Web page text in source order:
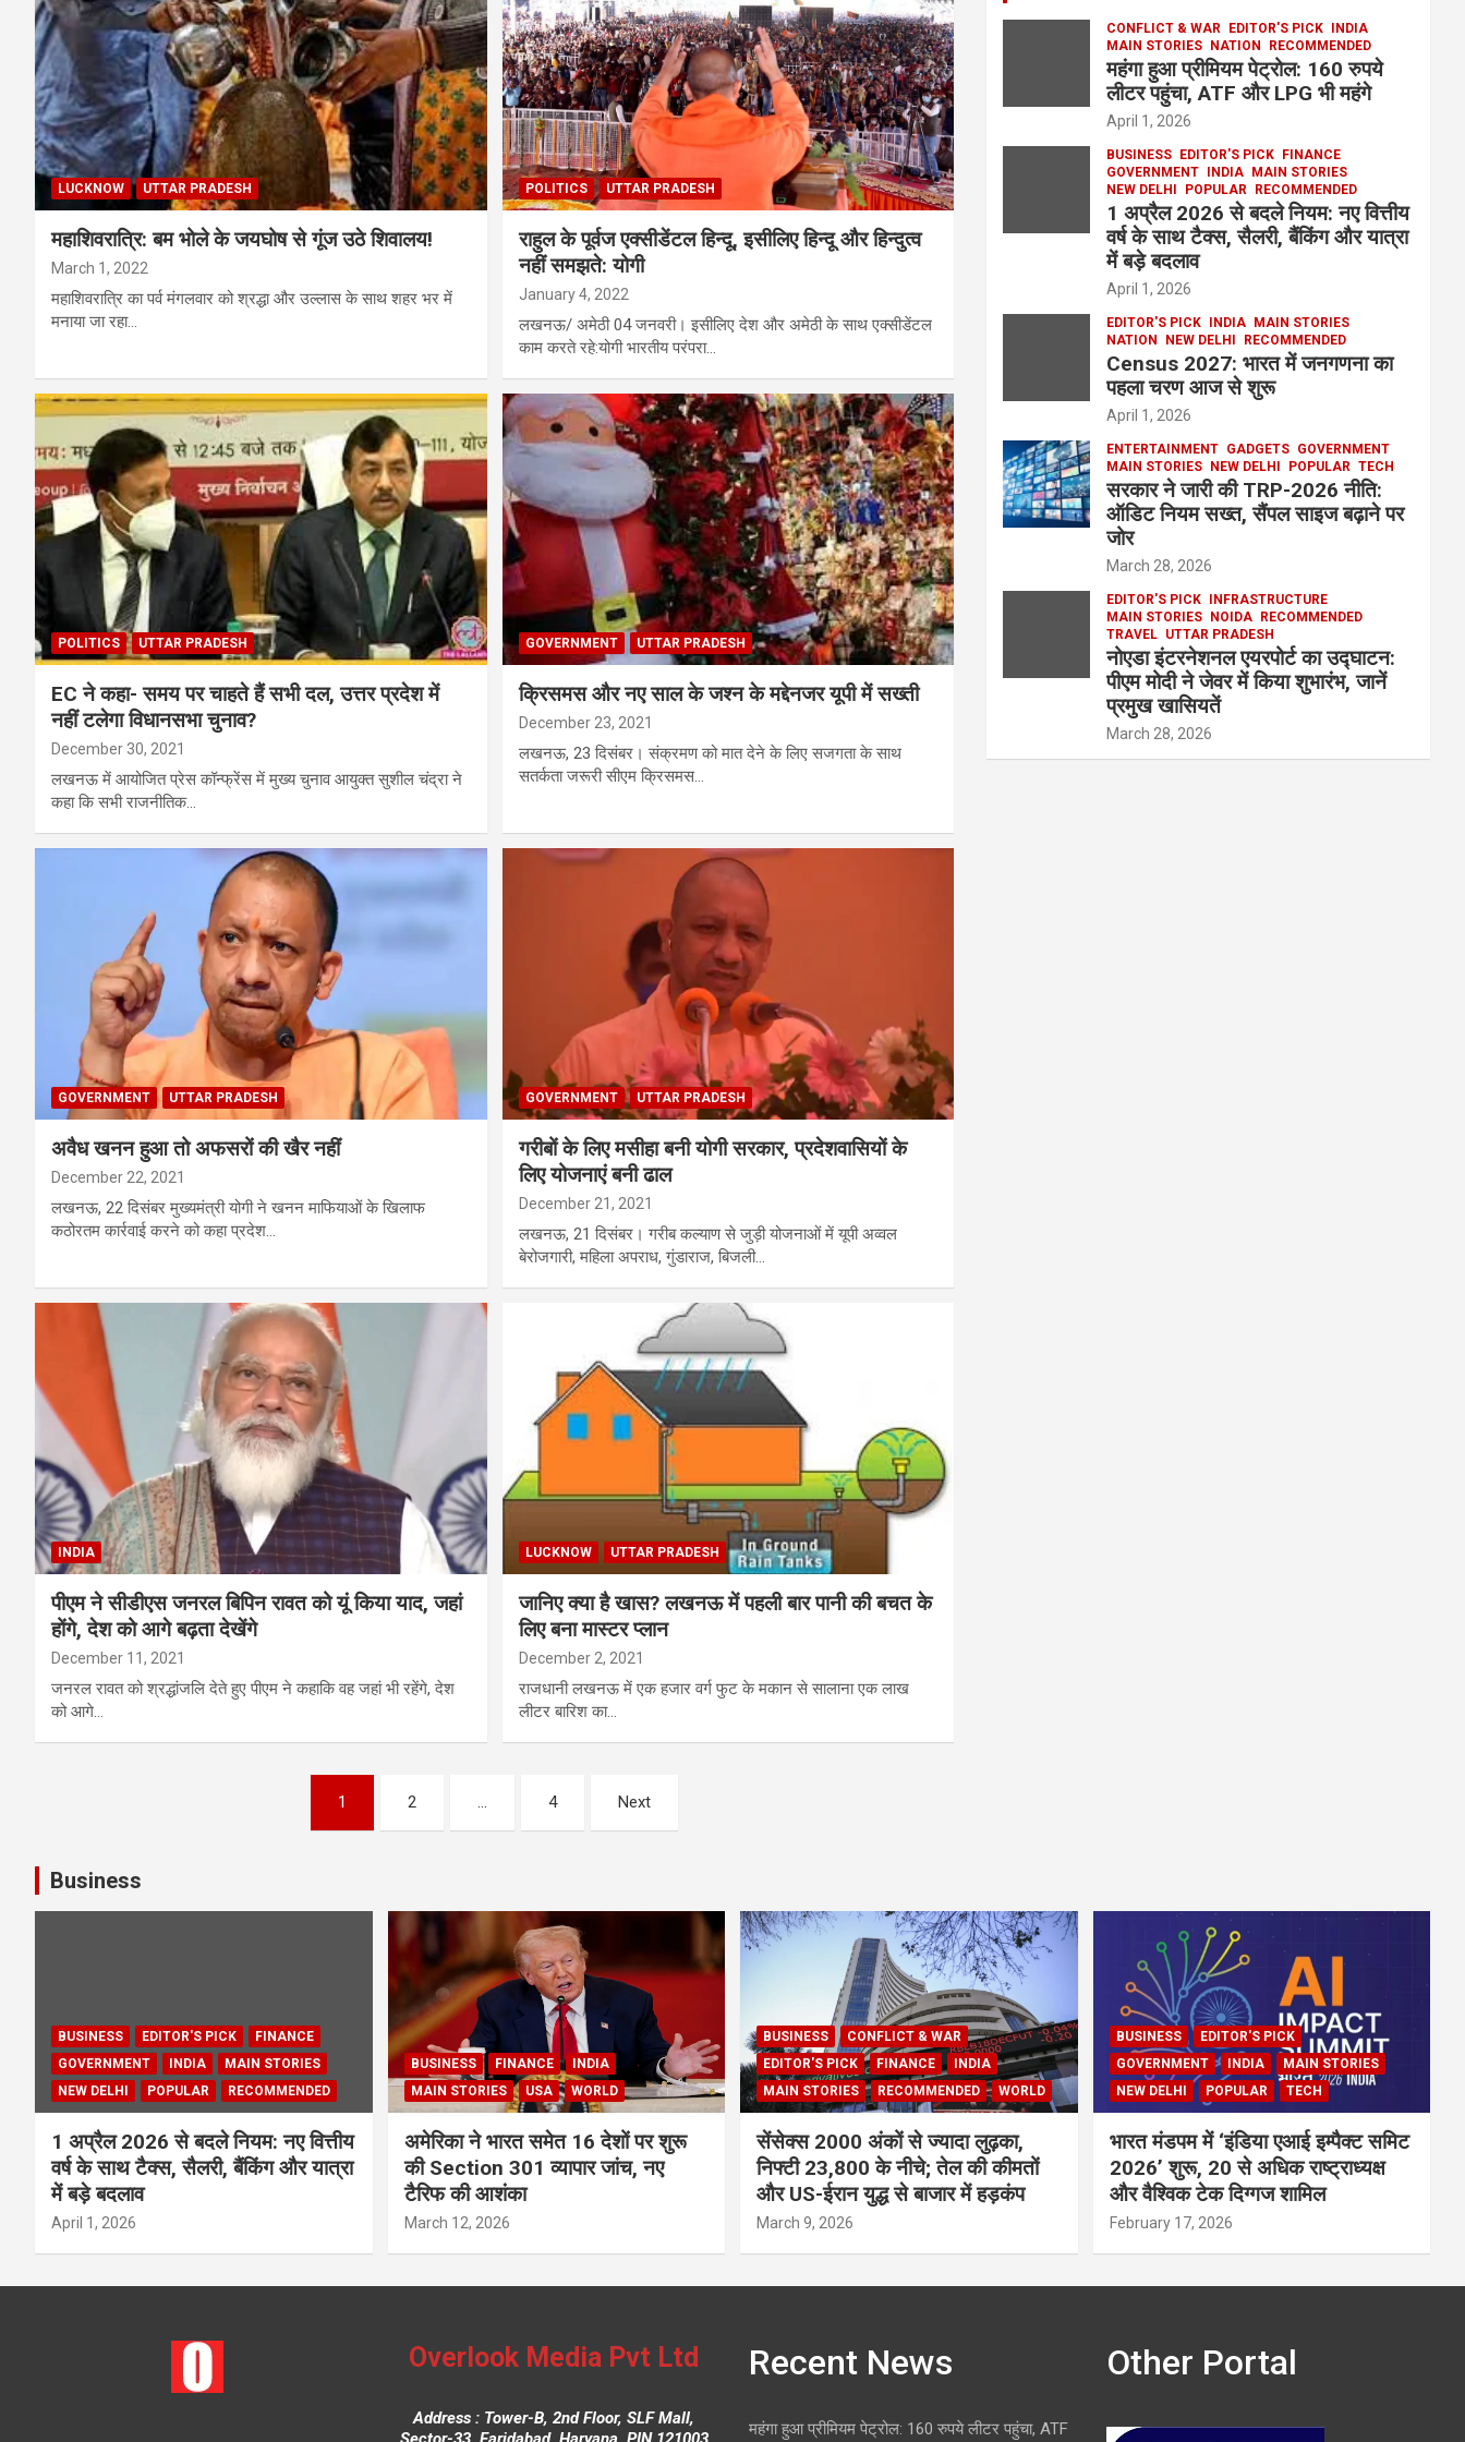
LUCKNOW UTTAR PRADESH
महाशिवरात्रि: बम भोले के जयघोष से गूंज उठे शिवालय!
March 1, 2022
महाशिवरात्रि का पर्व मंगलवार को श्रद्धा और उल्लास के साथ शहर भर में
मनाया जा रहा…
POLITICS UTTAR PRADESH
राहुल के पूर्वज एक्सीडेंटल हिन्दू, इसीलिए हिन्दू और हिन्दुत्व
नहीं समझते: योगी
January 4, 2022
लखनऊ/ अमेठी 04 जनवरी। इसीलिए देश और अमेठी के साथ एक्सीडेंटल
काम करते रहे:योगी भारतीय परंपरा…
POLITICS UTTAR PRADESH
EC ने कहा- समय पर चाहते हैं सभी दल, उत्तर प्रदेश में
नहीं टलेगा विधानसभा चुनाव?
December 30, 2021
लखनऊ में आयोजित प्रेस कॉन्फ्रेंस में मुख्य चुनाव आयुक्त सुशील चंद्रा ने
कहा कि सभी राजनीतिक…
GOVERNMENT UTTAR PRADESH
क्रिसमस और नए साल के जश्‍न के मद्देनजर यूपी में सख्‍ती
December 23, 2021
लखनऊ, 23 दिसंबर। संक्रमण को मात देने के लिए सजगता के साथ
सतर्कता जरूरी सीएम क्रिसमस…
GOVERNMENT UTTAR PRADESH
अवैध खनन हुआ तो अफसरों की खैर नहीं
December 22, 2021
लखनऊ, 22 दिसंबर मुख्यमंत्री योगी ने खनन माफियाओं के खिलाफ
कठोरतम कार्रवाई करने को कहा प्रदेश…
GOVERNMENT UTTAR PRADESH
गरीबों के लिए मसीहा बनी योगी सरकार, प्रदेशवासियों के
लिए योजनाएं बनी ढाल
December 21, 2021
लखनऊ, 21 दिसंबर। गरीब कल्याण से जुड़ी योजनाओं में यूपी अव्वल
बेरोजगारी, महिला अपराध, गुंडाराज, बिजली…
INDIA
पीएम ने सीडीएस जनरल बिपिन रावत को यूं किया याद, जहां
होंगे, देश को आगे बढ़ता देखेंगे
December 11, 2021
जनरल रावत को श्रद्धांजलि देते हुए पीएम ने कहाकि वह जहां भी रहेंगे, देश
को आगे…
LUCKNOW UTTAR PRADESH
जानिए क्या है खास? लखनऊ में पहली बार पानी की बचत के
लिए बना मास्टर प्लान
December 2, 2021
राजधानी लखनऊ में एक हजार वर्ग फुट के मकान से सालाना एक लाख
लीटर बारिश का…
1 2 4 Next
CONFLICT & WAR EDITOR'S PICK INDIA
MAIN STORIES NATION RECOMMENDED
महंगा हुआ प्रीमियम पेट्रोल: 160 रुपये
लीटर पहुंचा, ATF और LPG भी महंगे
April 1, 2026
BUSINESS EDITOR'S PICK FINANCE
GOVERNMENT INDIA MAIN STORIES
NEW DELHI
POPULAR RECOMMENDED
1 अप्रैल 2026 से बदले नियम: नए वित्तीय
वर्ष के साथ टैक्स, सैलरी, बैंकिंग और यात्रा
में बड़े बदलाव
April 1, 2026
EDITOR'S PICK INDIA MAIN STORIES
NATION
NEW DELHI RECOMMENDED
Census 2027: भारत में जनगणना का
पहला चरण आज से शुरू
April 1, 2026
ENTERTAINMENT GADGETS GOVERNMENT
MAIN STORIES NEW DELHI POPULAR TECH
सरकार ने जारी की TRP-2026 नीति:
ऑडिट नियम सख्त, सैंपल साइज बढ़ाने पर
जोर
March 28, 2026
EDITOR'S PICK INFRASTRUCTURE
MAIN STORIES NOIDA RECOMMENDED
TRAVEL UTTAR PRADESH
नोएडा इंटरनेशनल एयरपोर्ट का उद्घाटन:
पीएम मोदी ने जेवर में किया शुभारंभ, जानें
प्रमुख खासियतें
March 28, 2026
Business
BUSINESS EDITOR'S PICK
FINANCE
GOVERNMENT
INDIA
MAIN STORIES
NEW DELHI
POPULAR RECOMMENDED
1 अप्रैल 2026 से बदले नियम: नए वित्तीय
वर्ष के साथ टैक्स, सैलरी, बैंकिंग और यात्रा
में बड़े बदलाव
April 1, 2026
BUSINESS FINANCE
INDIA
MAIN STORIES
USA WORLD
अमेरिका ने भारत समेत 16 देशों पर शुरू
की Section 301 व्यापार जांच, नए
टैरिफ की आशंका
March 12, 2026
BUSINESS
CONFLICT & WAR
EDITOR'S PICK
FINANCE
INDIA
MAIN STORIES
RECOMMENDED WORLD
सेंसेक्स 2000 अंकों से ज्यादा लुढ़का,
निफ्टी 23,800 के नीचे; तेल की कीमतों
और US-ईरान युद्ध से बाजार में हड़कंप
March 9, 2026
BUSINESS
EDITOR'S PICK
GOVERNMENT
INDIA
MAIN STORIES
NEW DELHI
POPULAR TECH
भारत मंडपम में ‘इंडिया एआई इम्पैक्ट समिट
2026’ शुरू, 20 से अधिक राष्ट्राध्यक्ष
और वैश्विक टेक दिग्गज शामिल
February 17, 2026
Overlook Media Pvt Ltd
Address : Tower-B, 2nd Floor, SLF Mall,
Recent News
महंगा हुआ प्रीमियम पेट्रोल: 160 रुपये लीटर पहुंचा, ATF
Other Portal